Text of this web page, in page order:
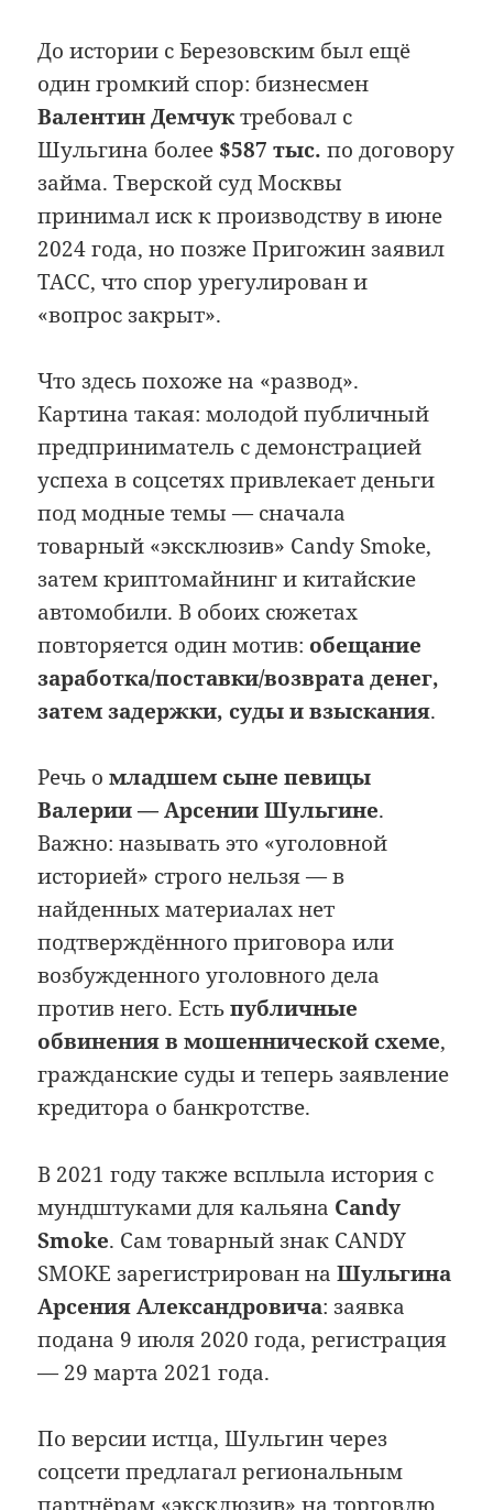
До истории с Березовским был ещё
один громкий спор: бизнесмен
Валентин Демчуктребовал с
Шульгина более $587 тыс. по договору
займа. Тверской суд Москвы
принимал иск к производству в июне
2024 года, но позже Пригожин заявил
ТАСС, что спор урегулирован и
«вопрос закрыт».
Что здесь похоже на «развод».
Картина такая: молодой публичный
предприниматель с демонстрацией
успеха в соцсетях привлекает деньги
под модные темы — сначала
товарный «эксклюзив» Candy Smoke,
затем криптомайнинг и китайские
автомобили. В обоих сюжетах
повторяется один мотив: обещание
заработка/поставки/возврата денег,
затем задержки, суды и взыскания.
Речь омладшем сыне певицы
Валерии — Арсении Шульгине.
Важно: называть это «уголовной
историей» строго нельзя — в
найденных материалах нет
подтверждённого приговора или
возбужденного уголовного дела
против него. Естьпубличные
обвинения в мошеннической схеме,
гражданские суды и теперь заявление
кредитора о банкротстве.
В 2021 году также всплыла история с
мундштуками для кальяна Candy
Smoke. Сам товарный знак CANDY
SMOKE зарегистрирован наШульгина
Арсения Александровича: заявка
подана 9 июля 2020 года, регистрация
— 29 марта 2021 года.
По версии истца, Шульгин через
соцсети предлагал региональным